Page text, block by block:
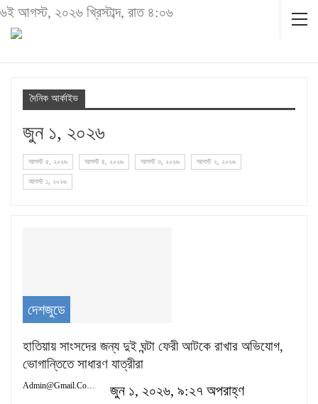
৬ই আগস্ট, ২০২৬ খ্রিস্টাব্দ, রাত ৪:০৬
দৈনিক আর্কাইভ
জুন ১, ২০২৬
আগস্ট ৫, ২০২৬ আগস্ট ৪, ২০২৬ আগস্ট ৩, ২০২৬ আগস্ট ২, ২০২৬
আগস্ট ১, ২০২৬
দেশজুডে
হাতিয়ায় সাংসদের জন্য দুই ঘন্টা ফেরী আটকে রাখার অভিযোগ,
ভোগান্তিতে সাধারণ যাত্রীরা
জুন ১, ২০২৬, ৯:২৭ অপরাহ্ণ